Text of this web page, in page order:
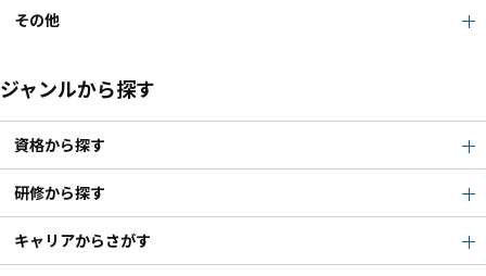
その他
ジャンルから探す
資格から探す
研修から探す
キャリアからさがす